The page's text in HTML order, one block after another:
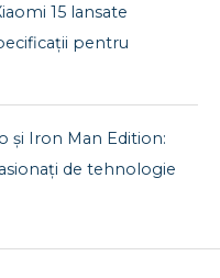
15 lansate
pentru
și Iron Man Edition:
de tehnologie